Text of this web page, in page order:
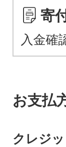
寄
入金確
お支払
クレジ